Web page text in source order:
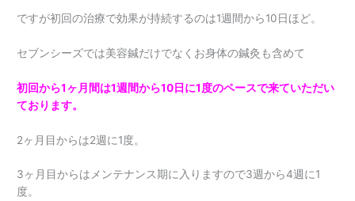
ですが初回の治療で効果が持続するのは1週間から10日ほど。
セブンシーズでは美容鍼だけでなくお身体の鍼灸も含めて
初回から1ヶ月間は1週間から10日に1度のペースで来ていただい
ております。
2ヶ月目からは2週に1度。
3ヶ月目からはメンテナンス期に入りますので3週から4週に1
度。